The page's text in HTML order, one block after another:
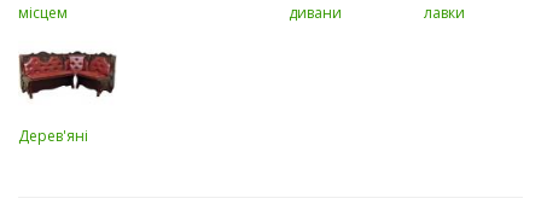
місцем
дивани
лавки
Дерев'яні